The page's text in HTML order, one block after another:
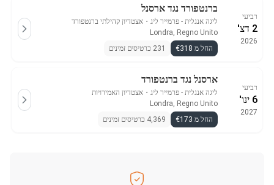
רביעי
2 דצ'
2026
ברנטפורד נגד ארסנל
ליגה אנגלית - פרמייר ליג ・ אצטדיון קהילתי ברנטפורד
Londra, Regno Unito
החל מ €318
231 כרטיסים זמינים
רביעי
6 ינו'
2027
ארסנל נגד ברנטפורד
ליגה אנגלית - פרמייר ליג ・ אצטדיון האמירויות
Londra, Regno Unito
החל מ €173
4,369 כרטיסים זמינים